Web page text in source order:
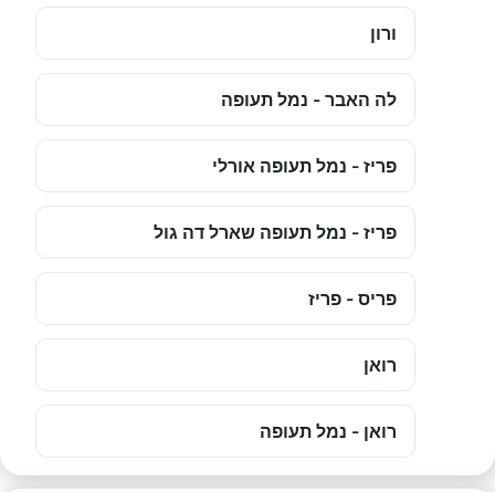
ורון
לה האבר - נמל תעופה
פריז - נמל תעופה אורלי
פריז - נמל תעופה שארל דה גול
פריס - פריז
רואן
רואן - נמל תעופה